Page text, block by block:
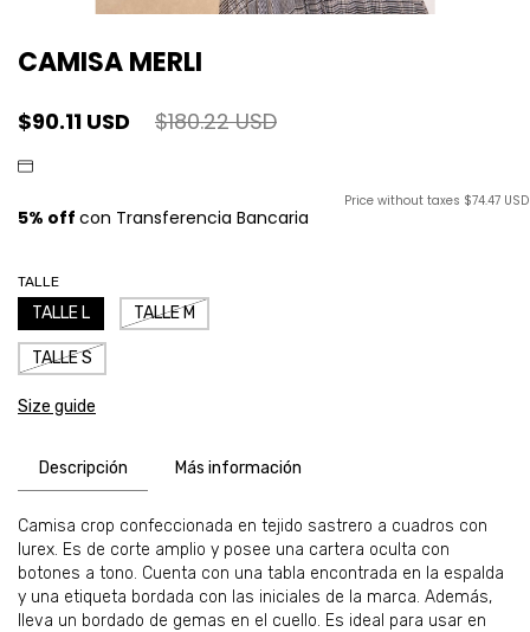
CAMISA MERLI
$90.11 USD $180.22 USD
Price without taxes $74.47 USD
TALLE
TALLE L TALLE M
TALLE S
Size guide
Descripción Más información
Camisa crop confeccionada en tejido sastrero a cuadros con
lurex. Es de corte amplio y posee una cartera oculta con
botones a tono. Cuenta con una tabla encontrada en la espalda
y una etiqueta bordada con las iniciales de la marca. Además,
lleva un bordado de gemas en el cuello. Es ideal para usar en